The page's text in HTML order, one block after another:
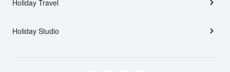
Holiday Travel
Holiday Studio